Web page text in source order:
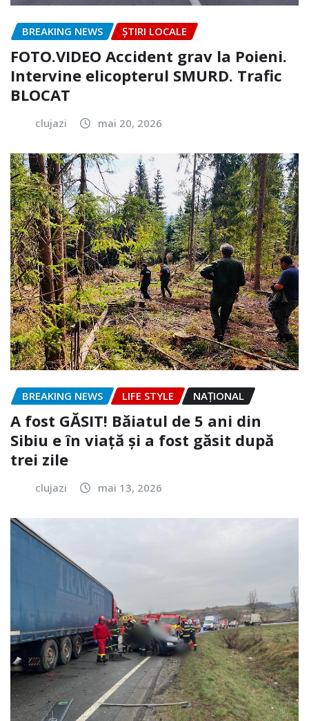
BREAKING NEWS ȘTIRI LOCALE
FOTO.VIDEO Accident grav la Poieni.
Intervine elicopterul SMURD. Trafic
BLOCAT
clujazi mai 20, 2026
BREAKING NEWS LIFE STYLE NAŢIONAL
A fost GĂSIT! Băiatul de 5 ani din
Sibiu e în viață și a fost găsit după
trei zile
clujazi mai 13, 2026